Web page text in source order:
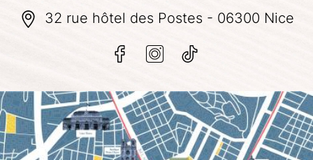
32 rue hôtel des Postes - 06300 Nice